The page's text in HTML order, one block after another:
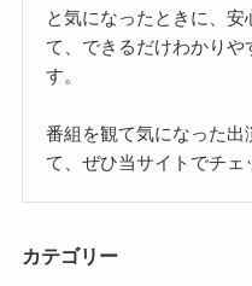
と気になったときに、
て、できるだけわかりや
す。
番組を観て気になった
て、ぜひ当サイトでチェ
カテゴリー